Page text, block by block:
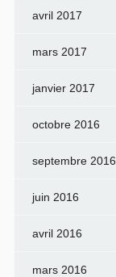
avril 2017
mars 2017
janvier 2017
octobre 2016
septembre 2016
juin 2016
avril 2016
mars 2016